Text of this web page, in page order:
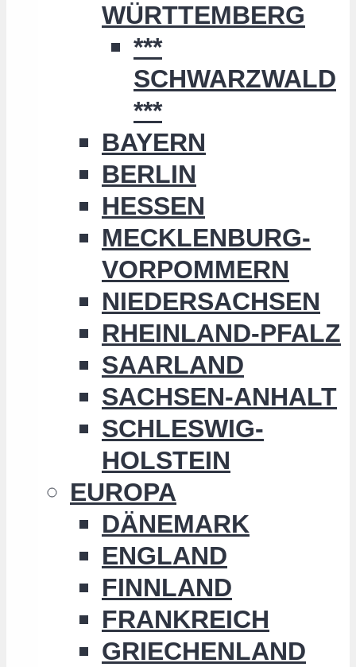
WÜRTTEMBERG
***
SCHWARZWALD
***
BAYERN
BERLIN
HESSEN
MECKLENBURG-
VORPOMMERN
NIEDERSACHSEN
RHEINLAND-PFALZ
SAARLAND
SACHSEN-ANHALT
SCHLESWIG-
HOLSTEIN
EUROPA
DÄNEMARK
ENGLAND
FINNLAND
FRANKREICH
GRIECHENLAND